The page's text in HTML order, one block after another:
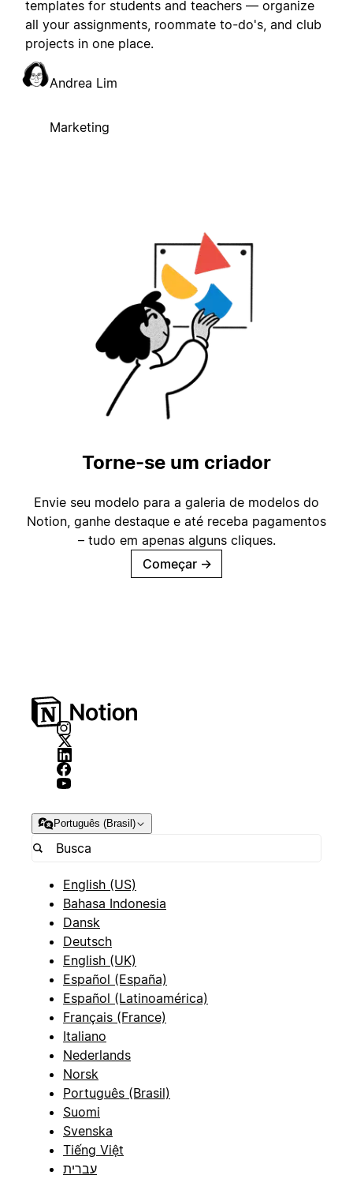
templates for students and teachers — organize
all your assignments, roommate to-do's, and club
projects in one place.
Andrea Lim
Marketing
Torne-se um criador
Envie seu modelo para a galeria de modelos do
Notion, ganhe destaque e até receba pagamentos
– tudo em apenas alguns cliques.
Começar →
Português (Brasil)
English (US)
Bahasa Indonesia
Dansk
Deutsch
English (UK)
Español (España)
Español (Latinoamérica)
Français (France)
Italiano
Nederlands
Norsk
Português (Brasil)
Suomi
Svenska
Tiếng Việt
עברית